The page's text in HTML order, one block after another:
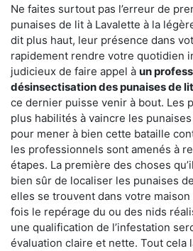
Ne faites surtout pas l’erreur de
punaises de lit à Lavalette à la
dit plus haut, leur présence dans
rapidement rendre votre quotidien
judicieux de faire appel à un
désinsectisation des punaises de
ce dernier puisse venir à bout. Les
plus habilités à vaincre les
pour mener à bien cette bataille
les professionnels sont amenés à
étapes. La première des choses
bien sûr de localiser les punaises
elles se trouvent dans votre
fois le repérage du ou des nids
une qualification de l’infestation
évaluation claire et nette. Tout cela